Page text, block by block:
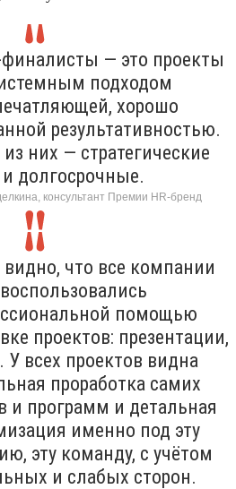
— это проекты
подходом
хорошо
результативностью.
них — стратегические
и долгосрочные.
консультант Премии HR-бренд
что все компании
воспользовались
помощью
проектов: презентации,
У всех проектов видна
проработка самих
и программ и детальная
именно под эту
эту команду, с учётом
и слабых сторон.